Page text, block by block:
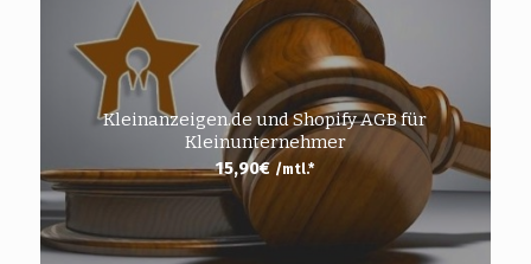
Kleinanzeigen.de und Shopify AGB für
Kleinunternehmer
15,90€ /mtl.*